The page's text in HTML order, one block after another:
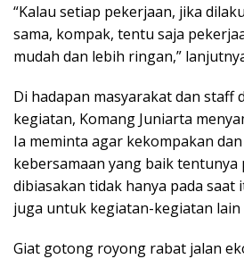
“Kalau setiap pekerjaan, jika
sama, kompak, tentu saja
mudah dan lebih ringan,”
Di hadapan masyarakat dan staff
kegiatan, Komang Juniarta
Ia meminta agar kekompakan
kebersamaan yang baik tentunya
dibiasakan tidak hanya pada saat
juga untuk kegiatan-kegiatan lain
Giat gotong royong rabat jalan